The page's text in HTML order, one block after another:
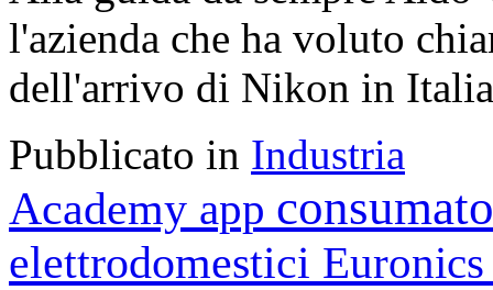
l'azienda che ha voluto
dell'arrivo di Nikon in
Pubblicato in Industria
Academy app
elettrodomestici